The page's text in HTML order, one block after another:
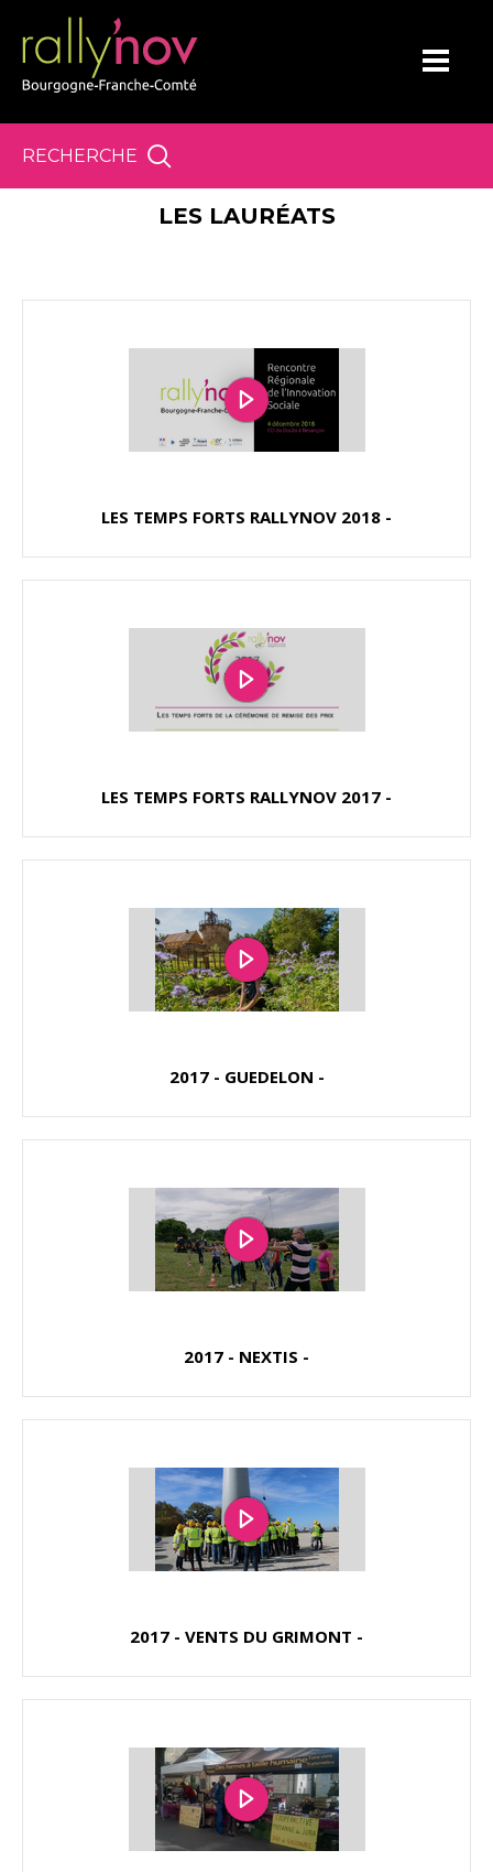
RECHERCHE
LES LAURÉATS
LES TEMPS FORTS RALLYNOV 2018 -
LES TEMPS FORTS RALLYNOV 2017 -
2017 - GUEDELON -
2017 - NEXTIS -
2017 - VENTS DU GRIMONT -